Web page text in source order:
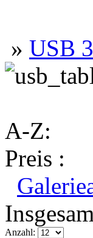
» USB
A-Z:
Preis :
Anzahl: